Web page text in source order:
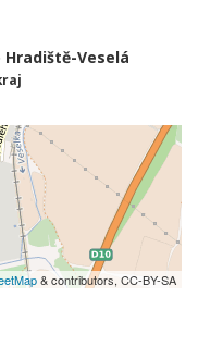
Hradiště-Veselá
& contributors, CC-BY-SA